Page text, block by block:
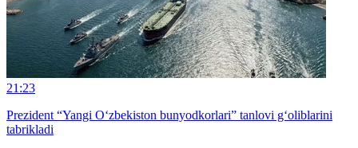
21:23
Prezident “Yangi O‘zbekiston bunyodkorlari” tanlovi g‘oliblarini
tabrikladi